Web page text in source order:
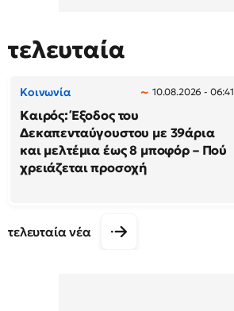
τελευταία
Κοινωνία 10.08.2026 - 06:41
Καιρός: Έξοδος του
Δεκαπενταύγουστου με 39άρια
και μελτέμια έως 8 μποφόρ – Πού
χρειάζεται προσοχή
τελευταία νέα